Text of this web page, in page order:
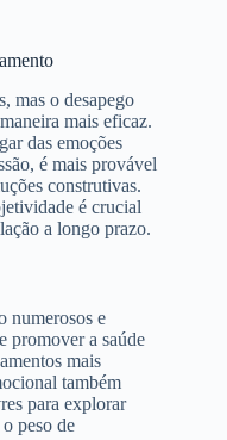
mas o desapego
mais eficaz.
das emoções
é mais provável
construtivas.
é crucial
a longo prazo.
numerosos e
promover a saúde
mais
também
para explorar
peso de